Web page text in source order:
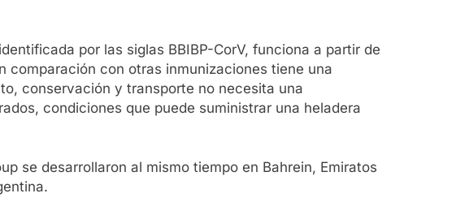
por las siglas BBIBP-CorV, funciona a partir de
comparación con otras inmunizaciones tiene una
conservación y transporte no necesita una
condiciones que puede suministrar una heladera
se desarrollaron al mismo tiempo en Bahrein, Emiratos